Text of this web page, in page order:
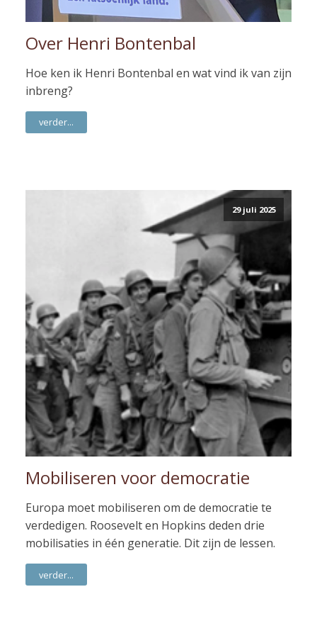
Over Henri Bontenbal
Hoe ken ik Henri Bontenbal en wat vind ik van zijn
inbreng?
verder...
29 juli 2025
Mobiliseren voor democratie
Europa moet mobiliseren om de democratie te
verdedigen. Roosevelt en Hopkins deden drie
mobilisaties in één generatie. Dit zijn de lessen.
verder...